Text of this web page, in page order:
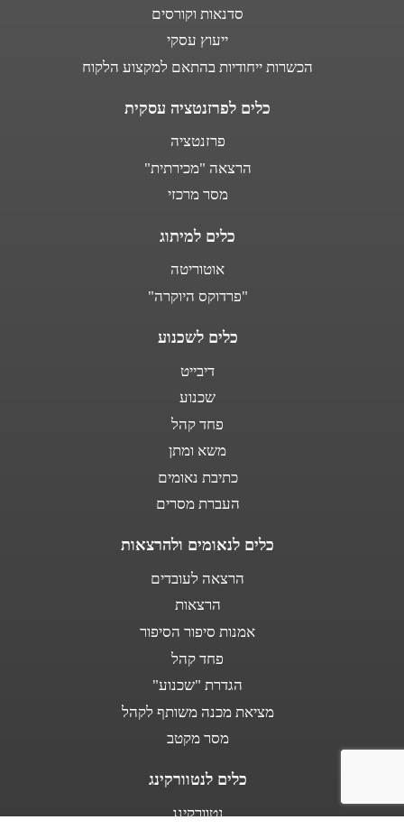
סדנאות וקורסים
ייעוץ עסקי
הכשרות ייחודיות בהתאם למקצוע הלקוח
כלים לפרזנטציה עסקית
פרזנטציה
הרצאה "מכירתית"
מסר מרכזי
כלים למיתוג
אוטוריטה
"פרדוקס היוקרה"
כלים לשכנוע
דיבייט
שכנוע
פחד קהל
משא ומתן
כתיבת נאומים
העברת מסרים
כלים לנאומים ולהרצאות
הרצאה לעובדים
הרצאות
אמנות סיפור הסיפור
פחד קהל
הגדרת "שכנוע"
מציאת מכנה משותף לקהל
מסר מקטב
כלים לנטוורקינג
נטוורקינג